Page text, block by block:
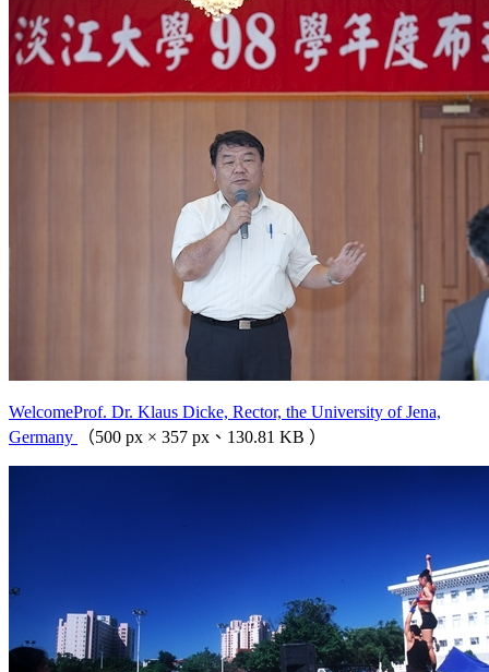
WelcomeProf. Dr. Klaus Dicke, Rector, the University of Jena,
Germany
（500 px × 357 px、130.81 KB ）